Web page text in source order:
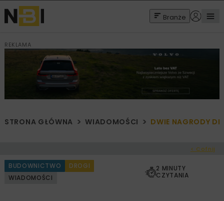
Branże
REKLAMA
STRONA GŁÓWNA WIADOMOŚCI DWIE NAGRODY
< Cofnij
BUDOWNICTWO
DROGI
WIADOMOŚCI
2 MINUTY
CZYTANIA